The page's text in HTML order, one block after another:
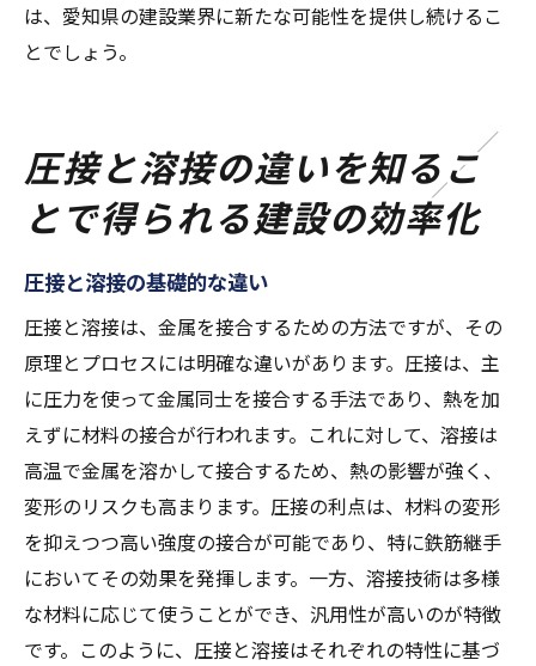
は、愛知県の建設業界に新たな可能性を提供し続けるこ
とでしょう。
圧接と溶接の違いを知るこ
とで得られる建設の効率化
圧接と溶接の基礎的な違い
圧接と溶接は、金属を接合するための方法ですが、その
原理とプロセスには明確な違いがあります。圧接は、主
に圧力を使って金属同士を接合する手法であり、熱を加
えずに材料の接合が行われます。これに対して、溶接は
高温で金属を溶かして接合するため、熱の影響が強く、
変形のリスクも高まります。圧接の利点は、材料の変形
を抑えつつ高い強度の接合が可能であり、特に鉄筋継手
においてその効果を発揮します。一方、溶接技術は多様
な材料に応じて使うことができ、汎用性が高いのが特徴
です。このように、圧接と溶接はそれぞれの特性に基づ